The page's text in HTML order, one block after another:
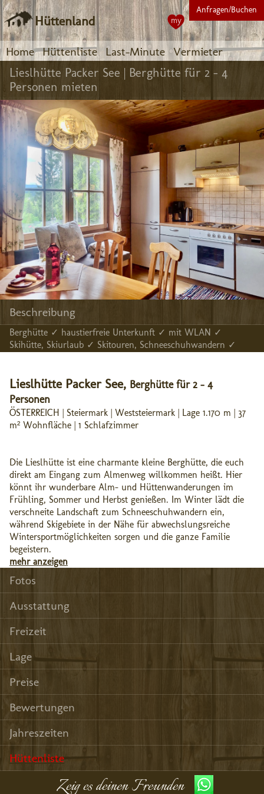
Hüttenland
Home Hüttenliste Last-Minute Vermieter
Anfragen/Buchen
my
Lieslhütte Packer See | Berghütte für 2 - 4
Personen mieten
Beschreibung
Berghütte ✓ haustierfreie Unterkunft ✓ mit WLAN ✓
Skihütte, Skiurlaub ✓ Skitouren, Schneeschuhwandern ✓
Lieslhütte Packer See, Berghütte für 2 - 4
Personen
ÖSTERREICH | Steiermark | Weststeiermark | Lage 1.170 m | 37
m² Wohnfläche | 1 Schlafzimmer
Die Lieslhütte ist eine charmante kleine Berghütte, die euch
direkt am Eingang zum Almenweg willkommen heißt. Hier
könnt ihr wunderbare Alm- und Hüttenwanderungen im
Frühling, Sommer und Herbst genießen. Im Winter lädt die
verschneite Landschaft zum Schneeschuhwandern ein,
während Skigebiete in der Nähe für abwechslungsreiche
Wintersportmöglichkeiten sorgen und die ganze Familie
begeistern.
mehr anzeigen
Fotos
Ausstattung
Freizeit
Lage
Preise
Bewertungen
Jahreszeiten
Hüttenliste
Zeig es deinen Freunden